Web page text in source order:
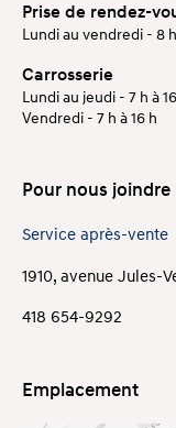
Prise de rendez-
Lundi au vendredi - 8 h
Carrosserie
Lundi au jeudi - 7 h à
Vendredi - 7 h à 16 h
Pour nous joindre
Service après-vente
1910, avenue Jules-
418 654-9292
Emplacement